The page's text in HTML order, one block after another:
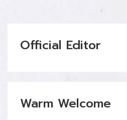
Official Editor
Warm Welcome